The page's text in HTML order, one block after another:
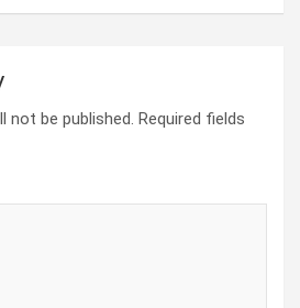
not be published. Required fields